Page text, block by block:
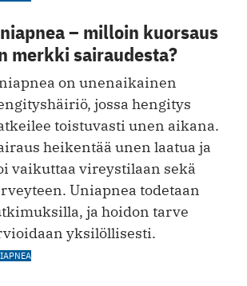
– milloin kuorsaus
merkki sairaudesta?
on unenaikainen
jossa hengitys
toistuvasti unen aikana.
heikentää unen laatua ja
vaikuttaa vireystilaan sekä
Uniapnea todetaan
ja hoidon tarve
yksilöllisesti.